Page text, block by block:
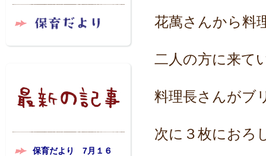
保育だより 7月１６
花萬さんから料
二人の方に来て
料理長さんがブ
次に３枚におろ